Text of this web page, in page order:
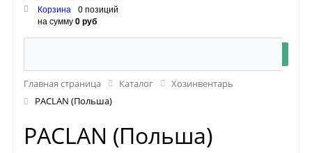
Корзина
0 позиций
на сумму0 руб
Главная страница Каталог
Хозинвентарь
PACLAN (Польша)
PACLAN (Польша)